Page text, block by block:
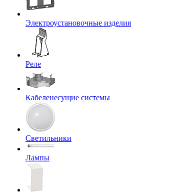
Электроустановочные изделия
Реле
Кабеленесущие системы
Светильники
Лампы